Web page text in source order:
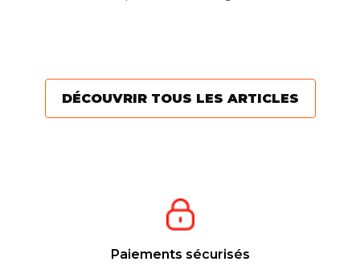
DÉCOUVRIR TOUS LES ARTICLES
Paiements sécurisés